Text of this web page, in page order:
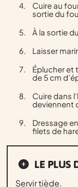
Cuire au
sortie du
À la sortie
Laisser
Éplucher et
de 5 cm
Cuire dans
deviennent
Dressage
filets de
LE PLUS
Servir tiède.